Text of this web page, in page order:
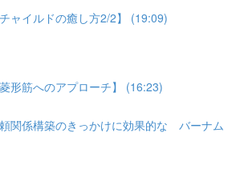
チャイルドの癒し方2/2】 (19:09)
形筋へのアプローチ】 (16:23)
関係構築のきっかけに効果的な バーナム